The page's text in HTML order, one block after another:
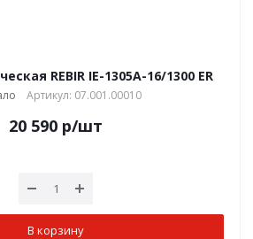
REBIR IE-1305А-16/1300 ER
Артикул: 07.001.00010
20 590 р/шт
В корзину